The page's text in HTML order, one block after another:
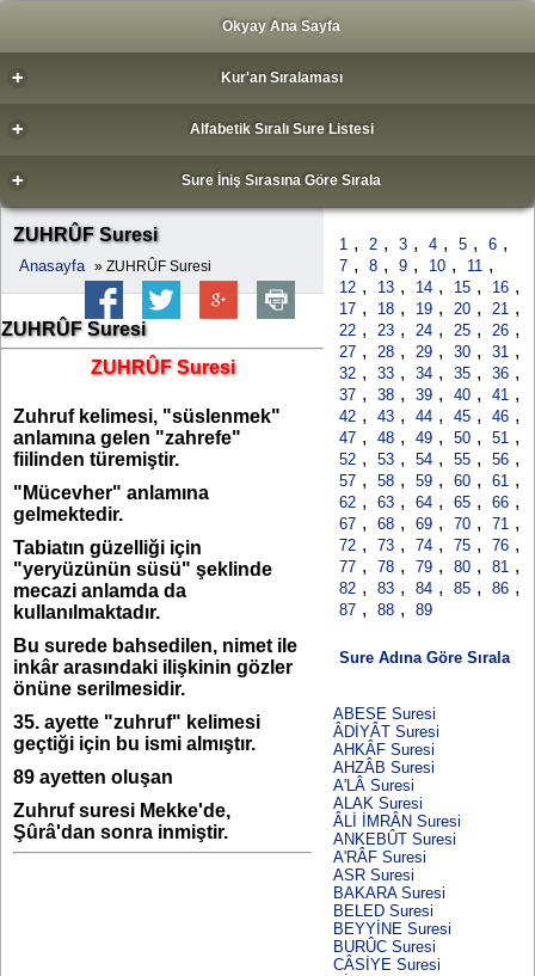
Okyay Ana Sayfa
+ Kur'an Sıralaması
+ Alfabetik Sıralı Sure Listesi
+ Sure İniş Sırasına Göre Sırala
ZUHRÛF Suresi
Anasayfa » ZUHRÛF Suresi
ZUHRÛF Suresi
ZUHRÛF Suresi
Zuhruf kelimesi, "süslenmek"
anlamına gelen "zahrefe"
fiilinden türemiştir.
"Mücevher" anlamına
gelmektedir.
Tabiatın güzelliği için
"yeryüzünün süsü" şeklinde
mecazi anlamda da
kullanılmaktadır.
Bu surede bahsedilen, nimet ile
inkâr arasındaki ilişkinin gözler
önüne serilmesidir.
35. ayette "zuhruf" kelimesi
geçtiği için bu ismi almıştır.
89 ayetten oluşan
Zuhruf suresi Mekke'de,
Şûrâ'dan sonra inmiştir.
1 , 2 , 3 , 4 , 5 , 6 ,
7 , 8 , 9 , 10 , 11 ,
12 , 13 , 14 , 15 , 16 ,
17 , 18 , 19 , 20 , 21 ,
22 , 23 , 24 , 25 , 26 ,
27 , 28 , 29 , 30 , 31 ,
32 , 33 , 34 , 35 , 36 ,
37 , 38 , 39 , 40 , 41 ,
42 , 43 , 44 , 45 , 46 ,
47 , 48 , 49 , 50 , 51 ,
52 , 53 , 54 , 55 , 56 ,
57 , 58 , 59 , 60 , 61 ,
62 , 63 , 64 , 65 , 66 ,
67 , 68 , 69 , 70 , 71 ,
72 , 73 , 74 , 75 , 76 ,
77 , 78 , 79 , 80 , 81 ,
82 , 83 , 84 , 85 , 86 ,
87 , 88 , 89
Sure Adına Göre Sırala
ABESE Suresi
ÂDİYÂT Suresi
AHKÂF Suresi
AHZÂB Suresi
A'LÂ Suresi
ALAK Suresi
ÂLİ İMRÂN Suresi
ANKEBÛT Suresi
A'RÂF Suresi
ASR Suresi
BAKARA Suresi
BELED Suresi
BEYYİNE Suresi
BURÛC Suresi
CÂSİYE Suresi